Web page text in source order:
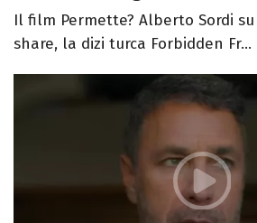
Il film Permette? Alberto Sordi su
share, la dizi turca Forbidden Fr...